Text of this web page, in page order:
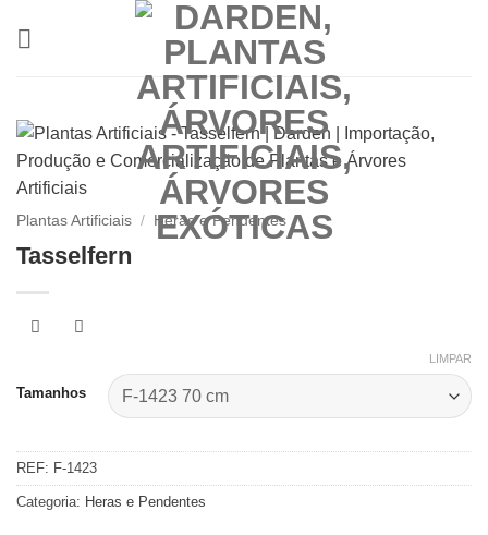
Plantas Artificiais / Heras e Pendentes
Tasselfern
Tamanhos
LIMPAR
REF: F-1423
Categoria: Heras e Pendentes